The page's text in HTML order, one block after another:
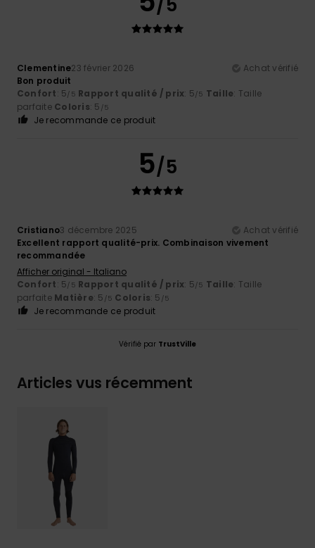
Clementine23 février 2026
Achat vérifié
Bon produit
Confort: 5/5 Rapport qualité / prix: 5/5 Taille: Taille
parfaite Coloris: 5 /5
Je recommande ce produit
5/5
Cristiano3 décembre 2025
Achat vérifié
Excellent rapport qualité-prix. Combinaison vivement
recommandée
Afficher original - Italiano
Confort: 5/5 Rapport qualité / prix: 5/5 Taille: Taille
parfaite Matière: 5 /5 Coloris: 5 /5
Je recommande ce produit
Vérifié par TrustVille
Articles vus récemment